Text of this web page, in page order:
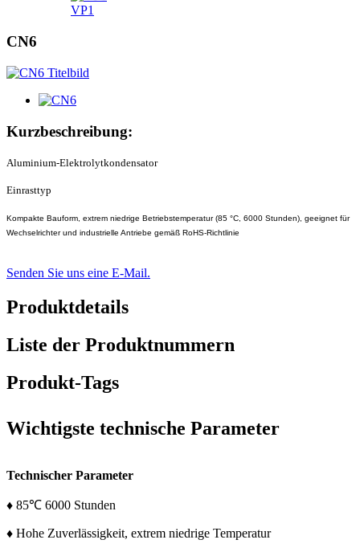
VP1
CN6
Kurzbeschreibung:
Aluminium-Elektrolytkondensator
Einrasttyp
Kompakte Bauform, extrem niedrige Betriebstemperatur (85 °C, 6000 Stunden), geeignet für
Wechselrichter und industrielle Antriebe gemäß RoHS-Richtlinie
Senden Sie uns eine E-Mail.
Produktdetails
Liste der Produktnummern
Produkt-Tags
Wichtigste technische Parameter
Technischer Parameter
♦ 85℃ 6000 Stunden
♦ Hohe Zuverlässigkeit, extrem niedrige Temperatur